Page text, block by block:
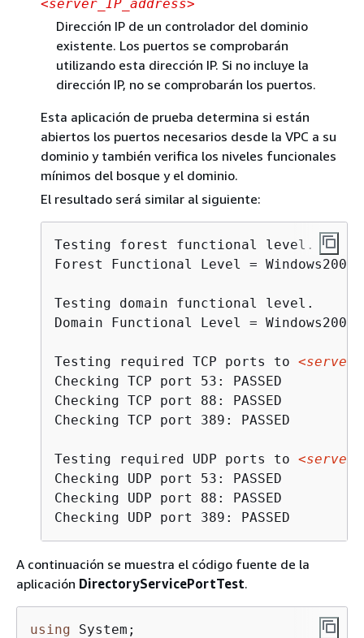
<server_IP_address>
Dirección IP de un controlador del dominio
existente. Los puertos se comprobarán
utilizando esta dirección IP. Si no incluye la
dirección IP, no se comprobarán los puertos.
Esta aplicación de prueba determina si están
abiertos los puertos necesarios desde la VPC a su
dominio y también verifica los niveles funcionales
mínimos del bosque y el dominio.
El resultado será similar al siguiente:
Testing forest functional level.
Forest Functional Level =
Testing domain functional level.
Domain Functional Level =
Testing required TCP ports to
Checking TCP port 53: PASSED
Checking TCP port 88: PASSED
Checking TCP port 389: PASSED
Testing required UDP ports to
Checking UDP port 53: PASSED
Checking UDP port 88: PASSED
Checking UDP port 389: PASSED
A continuación se muestra el código fuente de la
aplicación DirectoryServicePortTest.
using